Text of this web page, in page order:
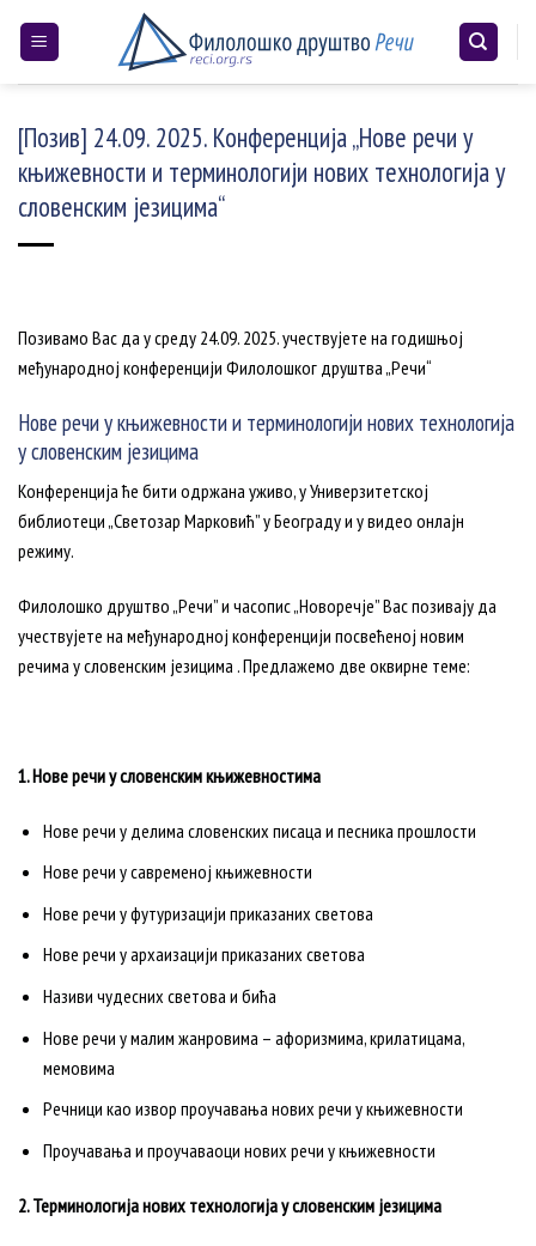
[Позив] 24.09. 2025. Конференција „Нове речи у
књижевности и терминологији нових технологија у
словенским језицима“
Позивамо Вас да у среду 24.09. 2025. учествујете на годишњој
међународној конференцији Филолошког друштва „Речи“
Нове речи у књижевности и терминологији нових технологија
у словенским језицима
Конференција ће бити одржана уживо, у Универзитетској
библиотеци „Светозар Марковић” у Београду и у видео онлајн
режиму.
Филолошко друштво „Речи” и часопис „Новоречје” Вас позивају да
учествујете на међународној конференцији посвећеној новим
речима у словенским језицима . Предлажемо две оквирне теме:
1. Нове речи у словенским књижевностима
Нове речи у делима словенских писаца и песника прошлости
Нове речи у савременој књижевности
Нове речи у футуризацији приказаних светова
Нове речи у архаизацији приказаних светова
Називи чудесних светова и бића
Нове речи у малим жанровима – афоризмима, крилатицама,
мемовима
Речници као извор проучавања нових речи у књижевности
Проучавања и проучаваоци нових речи у књижевности
2. Терминологија нових технологија у словенским језицима